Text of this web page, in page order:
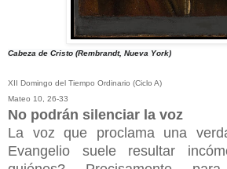
Cabeza de Cristo (Rembrandt, Nueva York)
XII Domingo del Tiempo Ordinario (Ciclo A)
Mateo 10, 26-33
No podrán silenciar la voz
La voz que proclama una
Evangelio suele resultar